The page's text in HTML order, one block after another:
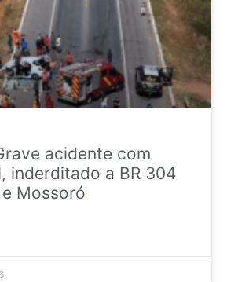
acidente com
inderditado a BR 304
Mossoró